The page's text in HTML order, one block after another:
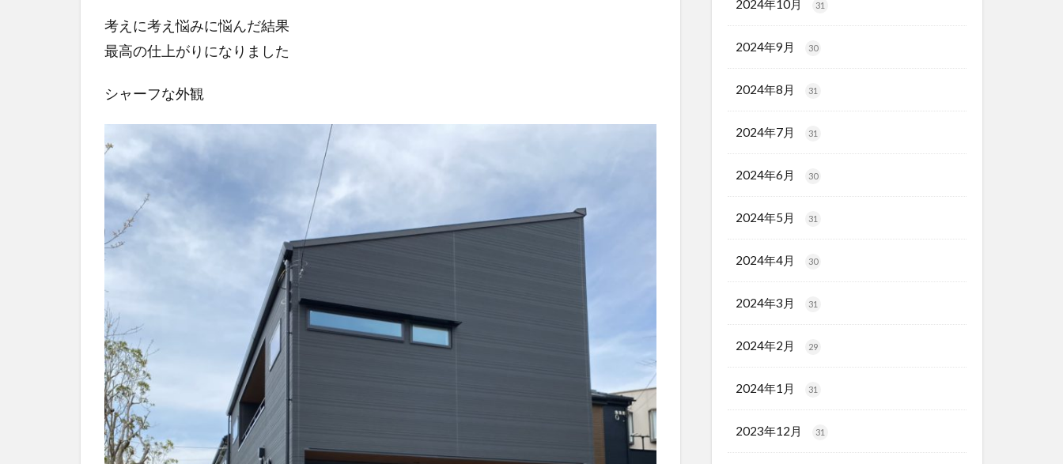
考えに考え悩みに悩んだ結果
最高の仕上がりになりました
シャーフな外観
2024年10月 31
2024年9月 30
2024年8月 31
2024年7月 31
2024年6月 30
2024年5月 31
2024年4月 30
2024年3月 31
2024年2月 29
2024年1月 31
2023年12月 31